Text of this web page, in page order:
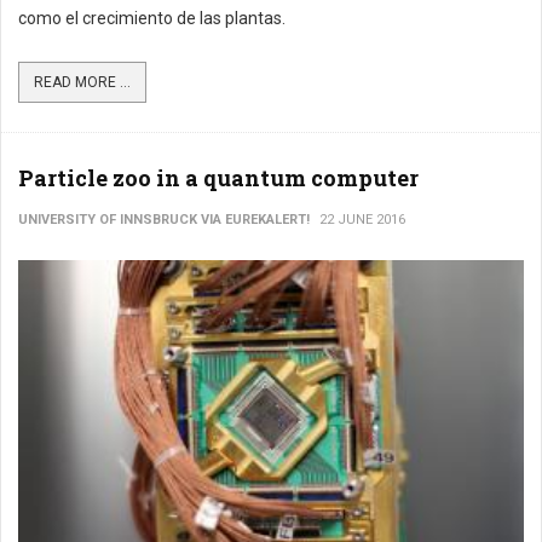
como el crecimiento de las plantas.
READ MORE ...
Particle zoo in a quantum computer
UNIVERSITY OF INNSBRUCK VIA EUREKALERT! 22 JUNE 2016